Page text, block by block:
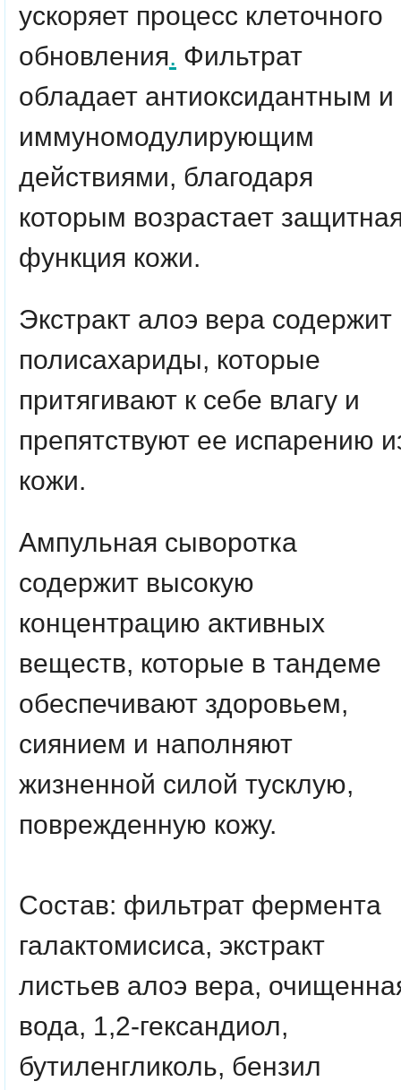
ускоряет процесс клеточного
обновления. Фильтрат
обладает антиоксидантным и
иммуномодулирующим
действиями, благодаря
которым возрастает
функция кожи.
Экстракт алоэ вера содержит
полисахариды, которые
притягивают к себе влагу и
препятствуют ее испарению
кожи.
Ампульная сыворотка
содержит высокую
концентрацию активных
веществ, которые в тандеме
обеспечивают здоровьем,
сиянием и наполняют
жизненной силой тусклую,
поврежденную кожу.
Состав: фильтрат фермента
галактомисиса, экстракт
листьев алоэ вера,
вода, 1,2-гександиол,
бутиленгликоль, бензил